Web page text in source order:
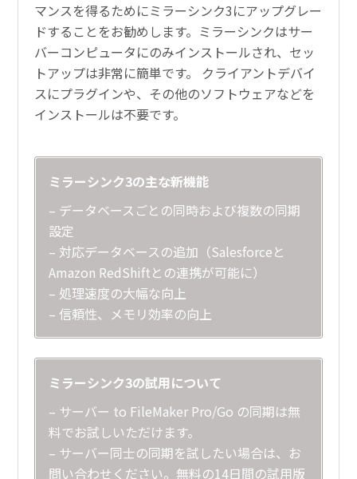
マンスを得るためにミラーシンク3にアップグレー
ドすることをお勧めします。ミラーシンクはサー
バーコンピュータにのみインストールされ、セッ
トアップは非常に簡単です。 クライアントデバイ
スにプラグインや、その他のソフトウェアなどを
インストールは不要です。
ミラーシンク3の主な新機能
– データベースごとの同時および複数の同期
設定
– 対応データベースの追加（Salesforceと
Amazon RedShiftとの連携が可能に）
– 処理速度の大幅な向上
– 信頼性、メモリ効率の向上
ミラーシンク3の試用について
– サーバー to FileMaker Pro/Go の同期は無
料でお試しいただけます。
– サーバー同士の同期を試したい場合は、お
問い合わせください。無料の14日間の試用版